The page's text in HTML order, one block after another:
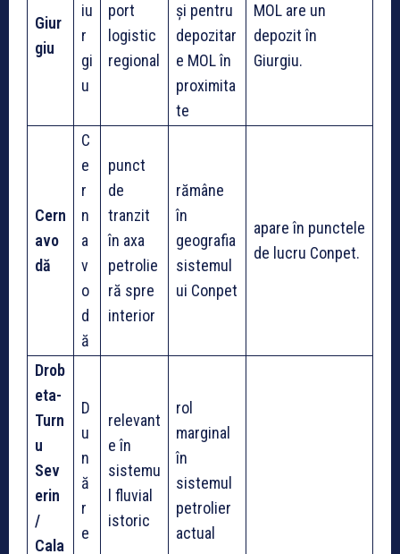
Giur
giu
iu
r
gi
u
port
logistic
regional
și pentru
depozitar
e MOL în
proximita
te
MOL are un
depozit în
Giurgiu.
Cern
avo
dă
C
e
r
n
a
v
o
d
ă
punct
de
tranzit
în axa
petrolie
ră spre
interior
rămâne
în
geografia
sistemul
ui Conpet
apare în punctele
de lucru Conpet.
Drob
eta-
Turn
u
Sev
erin
/
Cala
D
u
n
ă
r
e
relevant
e în
sistemu
l fluvial
istoric
rol
marginal
în
sistemul
petrolier
actual